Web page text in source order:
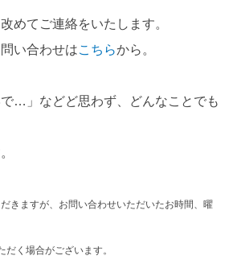
めてご連絡をいたします。
い合わせはこちらから。
で…」などど思わず、どんなことでも
きますが、お問い合わせいただいたお時間、曜
く場合がございます。